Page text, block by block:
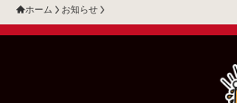
ホーム お知らせ